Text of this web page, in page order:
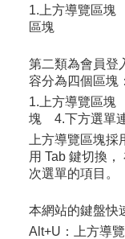
1.上方導覽區
區塊
第二類為會員登
容分為四個區塊：
1.上方導覽區
塊 4.下方選單
上方導覽區塊
用 Tab 鍵切換
次選單的項目。
本網站的鍵盤快
Alt+U：
上方導